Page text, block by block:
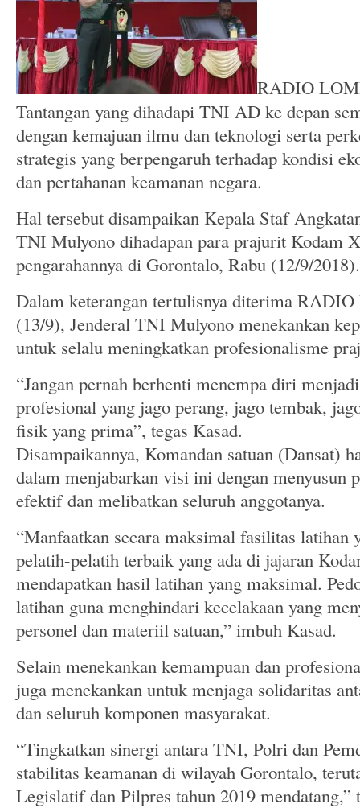
RADIO
Tantangan yang dihadapi TNI AD ke depan
dengan kemajuan ilmu dan teknologi serta
strategis yang berpengaruh terhadap kondisi
dan pertahanan keamanan negara.
Hal tersebut disampaikan Kepala Staf
TNI Mulyono dihadapan para prajurit Kodam
pengarahannya di Gorontalo, Rabu (12/9/2018).
Dalam keterangan tertulisnya diterima
(13/9), Jenderal TNI Mulyono menekankan
untuk selalu meningkatkan profesionalisme
“Jangan pernah berhenti menempa diri
profesional yang jago perang, jago tembak,
fisik yang prima”, tegas Kasad.
Disampaikannya, Komandan satuan (Dansat)
dalam menjabarkan visi ini dengan menyusun
efektif dan melibatkan seluruh anggotanya.
“Manfaatkan secara maksimal fasilitas latihan
pelatih-pelatih terbaik yang ada di jajaran
mendapatkan hasil latihan yang maksimal.
latihan guna menghindari kecelakaan yang
personel dan materiil satuan,” imbuh Kasad.
Selain menekankan kemampuan dan
juga menekankan untuk menjaga solidaritas
dan seluruh komponen masyarakat.
“Tingkatkan sinergi antara TNI, Polri dan
stabilitas keamanan di wilayah Gorontalo,
Legislatif dan Pilpres tahun 2019 mendatang,”